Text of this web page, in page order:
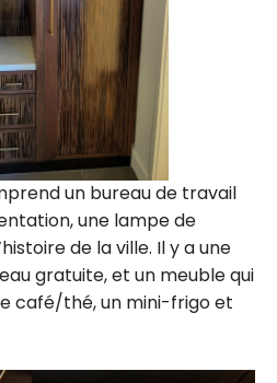
un bureau de travail
une lampe de
de la ville. Il y a une
gratuite, et un meuble qui
café/thé, un mini-frigo et